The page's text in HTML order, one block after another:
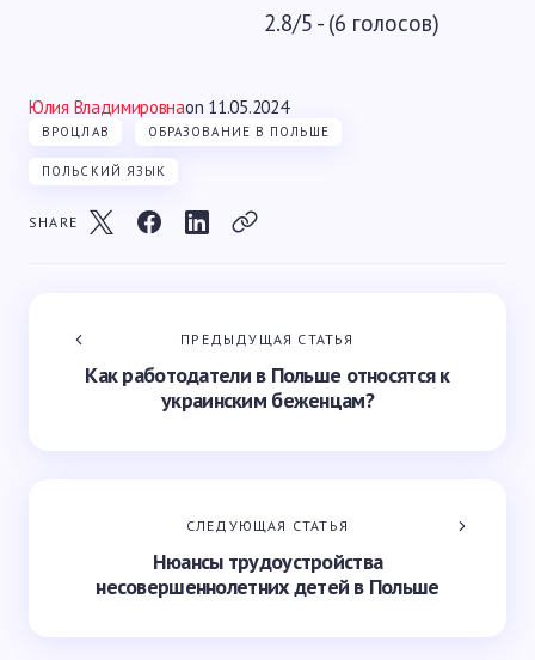
2.8/5 - (6 голосов)
Юлия Владимировнаon 11.05.2024
ВРОЦЛАВ ОБРАЗОВАНИЕ В ПОЛЬШЕ
ПОЛЬСКИЙ ЯЗЫК
SHARE
ПРЕДЫДУЩАЯ СТАТЬЯ
Как работодатели в Польше относятся к
украинским беженцам?
СЛЕДУЮЩАЯ СТАТЬЯ
Нюансы трудоустройства
несовершеннолетних детей в Польше